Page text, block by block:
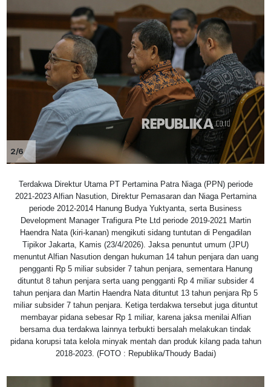
2/6
Terdakwa Direktur Utama PT Pertamina Patra Niaga (PPN) periode
2021-2023 Alfian Nasution, Direktur Pemasaran dan Niaga Pertamina
periode 2012-2014 Hanung Budya Yuktyanta, serta Business
Development Manager Trafigura Pte Ltd periode 2019-2021 Martin
Haendra Nata (kiri-kanan) mengikuti sidang tuntutan di Pengadilan
Tipikor Jakarta, Kamis (23/4/2026). Jaksa penuntut umum (JPU)
menuntut Alfian Nasution dengan hukuman 14 tahun penjara dan uang
pengganti Rp 5 miliar subsider 7 tahun penjara, sementara Hanung
dituntut 8 tahun penjara serta uang pengganti Rp 4 miliar subsider 4
tahun penjara dan Martin Haendra Nata dituntut 13 tahun penjara Rp 5
miliar subsider 7 tahun penjara. Ketiga terdakwa tersebut juga dituntut
membayar pidana sebesar Rp 1 miliar, karena jaksa menilai Alfian
bersama dua terdakwa lainnya terbukti bersalah melakukan tindak
pidana korupsi tata kelola minyak mentah dan produk kilang pada tahun
2018-2023. (FOTO : Republika/Thoudy Badai)